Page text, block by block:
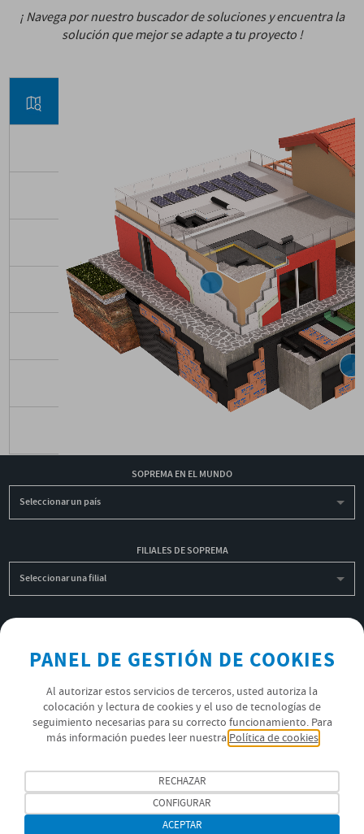
¡ Navega por nuestro buscador de soluciones y encuentra la
solución que mejor se adapte a tu proyecto !
SOPREMA EN EL MUNDO
Seleccionar un país
FILIALES DE SOPREMA
Seleccionar una filial
OK
POLÍTICA DE PRIVACIDAD
ÚNETE AL EQUIPO SOPREMA
SÍGUENOS
PANEL DE GESTIÓN DE COOKIES
Al autorizar estos servicios de terceros, usted autoriza la
colocación y lectura de cookies y el uso de tecnologías de
seguimiento necesarias para su correcto funcionamiento. Para
más información puedes leer nuestra Política de cookies
RECHAZAR
CONFIGURAR
ACEPTAR